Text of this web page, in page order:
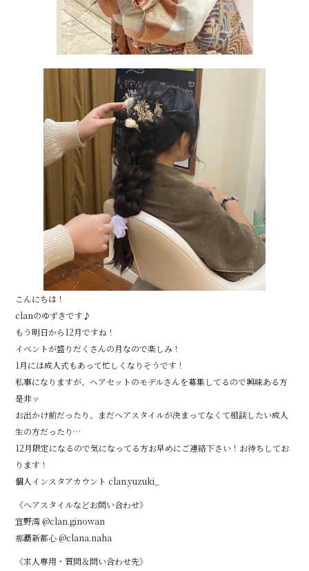
こんにちは！
clanのゆずきです♪
もう明日から12月ですね！
イベントが盛りだくさんの月なので楽しみ！
1月には成人式もあって忙しくなりそうです！
私事になりますが、ヘアセットのモデルさんを募集してるので興味ある方
是非ッ
お出かけ前だったり、まだヘアスタイルが決まってなくて相談したい成人
生の方だったり…
12月限定になるので気になってる方お早めにご連絡下さい！お待ちしてお
ります！
個人インスタアカウント clan.yuzuki_
《ヘアスタイルなどお問い合わせ》
宜野湾 @clan.ginowan
那覇新都心 @clana.naha
《求人専用・質問＆問い合わせ先》